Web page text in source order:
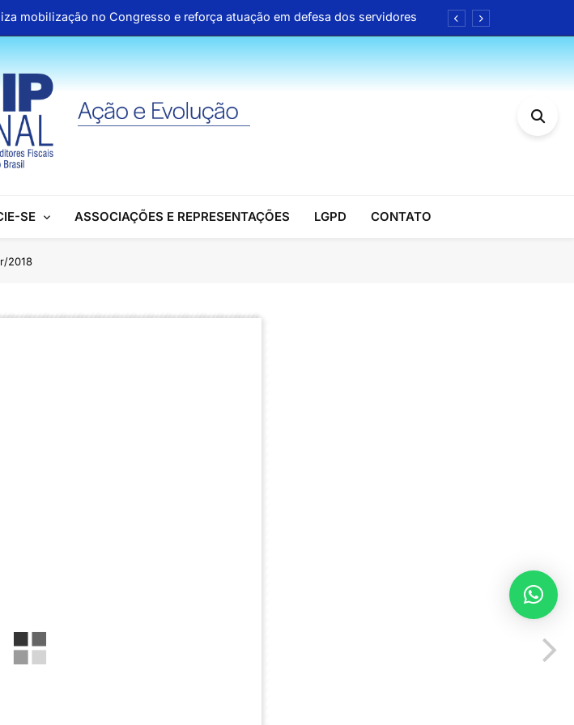
mobilização no Congresso e reforça atuação em defesa dos servidores
Aproveite os descontos de até 35% em farmácias e drogarias
para discutir parceria institucional em benefício dos associados
na construção da Seguridade Social no Brasil (Álvaro Sólon de França)
mobilização no Congresso e reforça atuação em defesa dos servidores
SE ASSOCIAÇÕES E REPRESENTAÇÕES LGPD CONTATO
2018